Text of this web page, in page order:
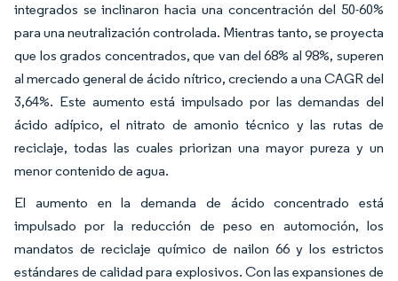
integrados se inclinaron hacia una concentración del 50-60%
para una neutralización controlada. Mientras tanto, se proyecta
que los grados concentrados, que van del 68% al 98%, superen
al mercado general de ácido nítrico, creciendo a una CAGR del
3,64%. Este aumento está impulsado por las demandas del
ácido adípico, el nitrato de amonio técnico y las rutas de
reciclaje, todas las cuales priorizan una mayor pureza y un
menor contenido de agua.
El aumento en la demanda de ácido concentrado está
impulsado por la reducción de peso en automoción, los
mandatos de reciclaje químico de nailon 66 y los estrictos
estándares de calidad para explosivos. Con las expansiones de